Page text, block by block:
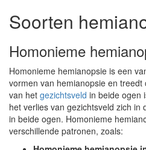
Soorten
Homonieme
Homonieme hemianopsie is een
vormen van hemianopsie en
van het gezichtsveld in beide ogen
het verlies van gezichtsveld zich in
in beide ogen. Homonieme
verschillende patronen, zoals: